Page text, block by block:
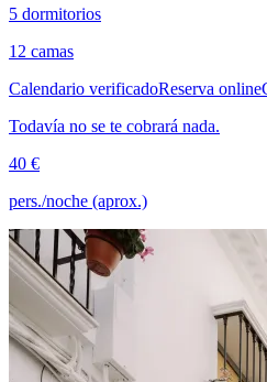
5 dormitorios
12 camas
Calendario verificadoReserva online
Todavía no se te cobrará nada.
40 €
pers./noche (aprox.)